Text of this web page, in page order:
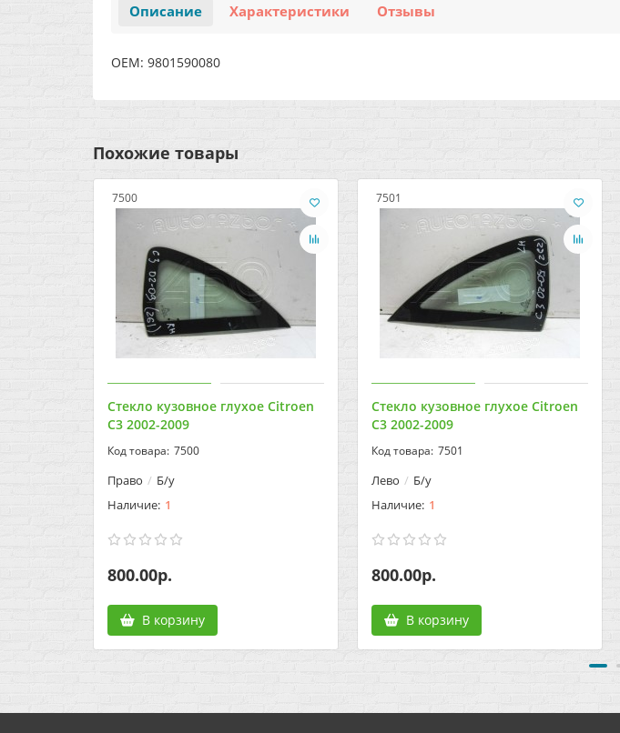
Описание Характеристики Отзывы
OEM: 9801590080
Похожие товары
7500
Стекло кузовное глухое Citroen
C3 2002-2009
7500
Право Б/у
1
800.00р.
В корзину
7501
Стекло кузовное глухое Citroen
C3 2002-2009
7501
Лево Б/у
1
800.00р.
В корзину